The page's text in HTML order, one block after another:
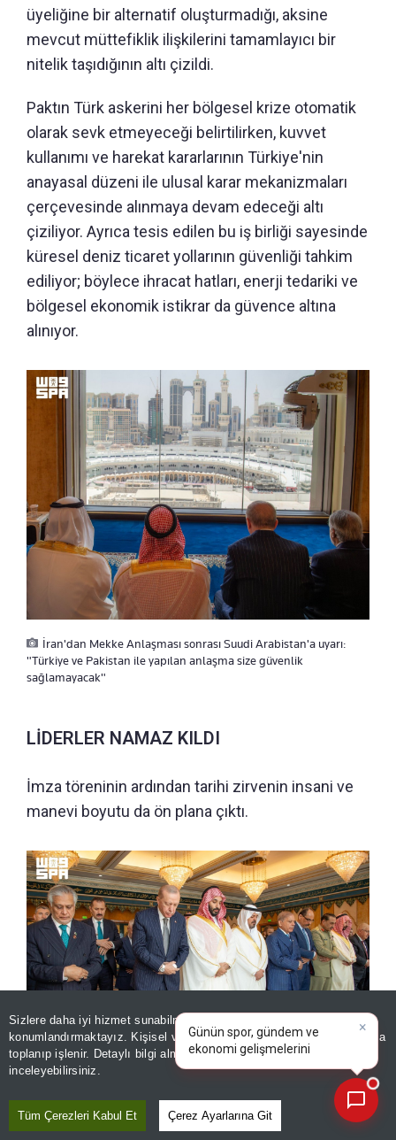
Sizlere daha iyi hizmet sunabilmek adına sitemizde
konumlandırmaktayız. Kişisel verileriniz, KVKK ve GDPR kapsamında
toplanıp işlenir. Detaylı bilgi almak içinAydınlatma Metnimizi
inceleyebilirsiniz.
Tüm Çerezleri Kabul Et Çerez Ayarlarına Git
üyeliğine bir alternatif oluşturmadığı, aksine
mevcut müttefiklik ilişkilerini tamamlayıcı bir
nitelik taşıdığının altı çizildi.
Paktın Türk askerini her bölgesel krize otomatik
olarak sevk etmeyeceği belirtilirken, kuvvet
kullanımı ve harekat kararlarının Türkiye'nin
anayasal düzeni ile ulusal karar mekanizmaları
çerçevesinde alınmaya devam edeceği altı
çiziliyor. Ayrıca tesis edilen bu iş birliği sayesinde
küresel deniz ticaret yollarının güvenliği tahkim
ediliyor; böylece ihracat hatları, enerji tedariki ve
bölgesel ekonomik istikrar da güvence altına
alınıyor.
İran'dan Mekke Anlaşması sonrası Suudi Arabistan'a uyarı:
"Türkiye ve Pakistan ile yapılan anlaşma size güvenlik
sağlamayacak"
LİDERLER NAMAZ KILDI
İmza töreninin ardından tarihi zirvenin insani ve
manevi boyutu da ön plana çıktı.
İran'dan Mekke Anlaşması sonrası Suudi Arabistan'a uyarı:
"Türkiye ve Pakistan ile yapılan anlaşma size güvenlik
×
Günün spor, gündem ve
ekonomi gelişmelerini analiz
edin!|